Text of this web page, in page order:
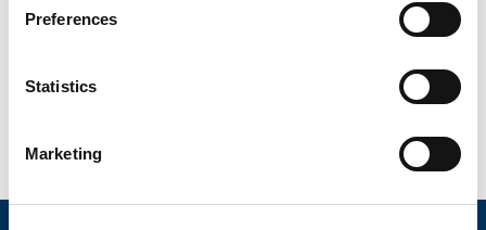
Preferences
Statistics
Marketing
I Malmö äger och förvaltar Willhem sedan
fastighetsvärde om 4 930 Mkr.